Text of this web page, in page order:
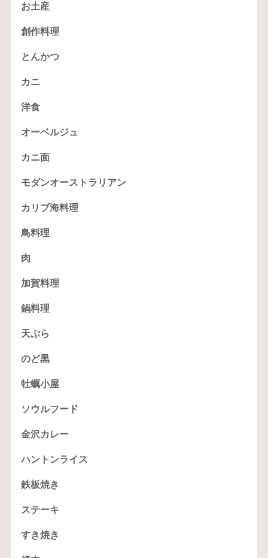
お土産
創作料理
とんかつ
カニ
洋食
オーベルジュ
カニ面
モダンオーストラリアン
カリブ海料理
鳥料理
肉
加賀料理
鍋料理
天ぷら
のど黒
牡蠣小屋
ソウルフード
金沢カレー
ハントンライス
鉄板焼き
ステーキ
すき焼き